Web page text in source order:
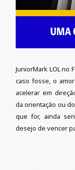
JuniorMark LOL no
caso fosse, o
acelerar em
da orientação ou
que for, ainda
desejo de vencer